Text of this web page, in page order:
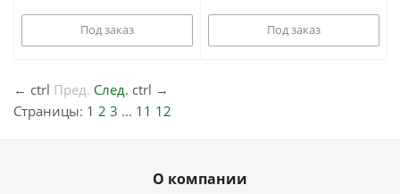
Под заказ Под заказ
← ctrl Пред. След. ctrl →
Страницы: 1 2 3 ... 11 12
О компании